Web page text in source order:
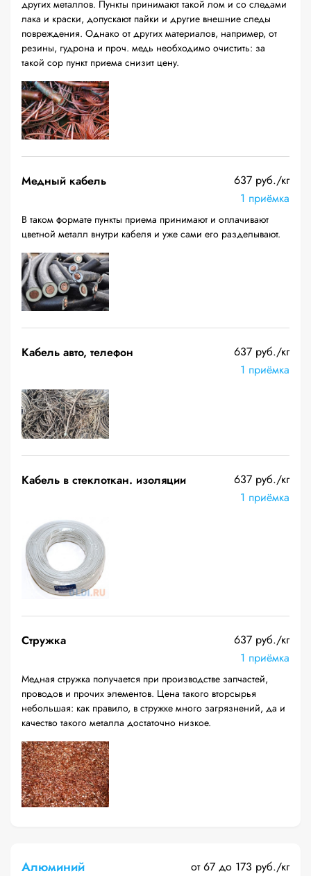
других металлов. Пункты принимают такой лом и со следами
лака и краски, допускают пайки и другие внешние следы
повреждения. Однако от других материалов, например, от
резины, гудрона и проч. медь необходимо очистить: за
такой сор пункт приема снизит цену.
Медный кабель
637 руб./кг
1 приёмка
В таком формате пункты приема принимают и оплачивают
цветной металл внутри кабеля и уже сами его разделывают.
Кабель авто, телефон
637 руб./кг
1 приёмка
Кабель в стеклоткан. изоляции
637 руб./кг
1 приёмка
Стружка
637 руб./кг
1 приёмка
Медная стружка получается при производстве запчастей,
проводов и прочих элементов. Цена такого вторсырья
небольшая: как правило, в стружке много загрязнений, да и
качество такого металла достаточно низкое.
Алюминий
от 67 до 173 руб./кг